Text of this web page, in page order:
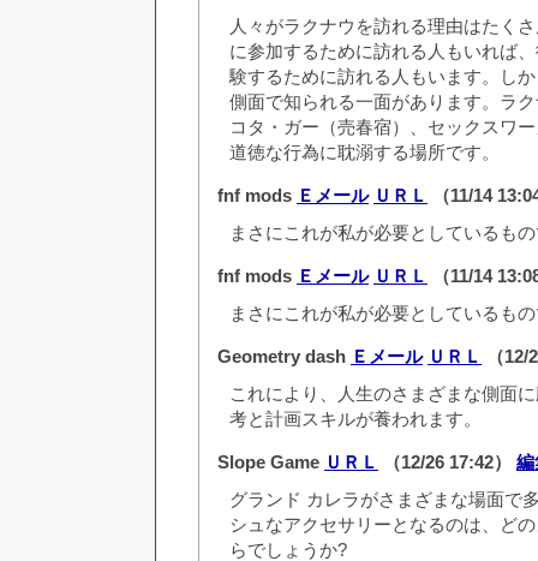
人々がラクナウを訪れる理由はたく
に参加するために訪れる人もいれば
験するために訪れる人もいます。し
側面で知られる一面があります。ラ
コタ・ガー（売春宿）、セックスワ
道徳な行為に耽溺する場所です。
fnf mods Ｅメール ＵＲＬ
（11/14
まさにこれが私が必要としているも
fnf mods Ｅメール ＵＲＬ
（11/14
まさにこれが私が必要としているも
Geometry dash Ｅメール ＵＲＬ
（12/
これにより、人生のさまざまな側面
考と計画スキルが養われます。
Slope Game ＵＲＬ （12/26 17:42） 編
グランド カレラがさまざまな場面で
シュなアクセサリーとなるのは、ど
らでしょうか?